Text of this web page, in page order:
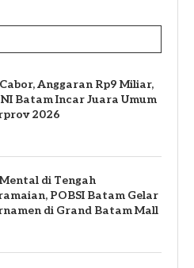
Anggaran Rp9 Miliar,
Batam Incar Juara Umum
2026
di Tengah
POBSI Batam Gelar
di Grand Batam Mall